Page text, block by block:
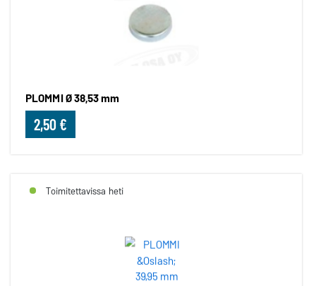
PLOMMI Ø 38,53 mm
2,50 €
Toimitettavissa heti